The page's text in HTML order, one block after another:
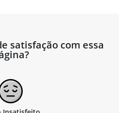
satisfação com essa